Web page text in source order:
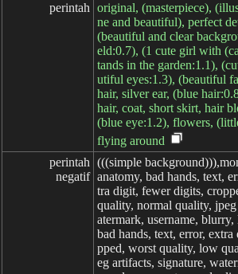
perintah original, (masterpiece),
ne and beautiful), perfect
(beautiful and clear
eld:0.7), (1 cute girl with
tands in the garden:1.1),
utiful eyes:1.3), (beautiful
hair, silver ear, (blue
hair, coat, short skirt, hair
(blue eye:1.2), flowers,
flying around
perintah
negatif
(((simple
anatomy, bad hands, text,
tra digit, fewer digits,
quality, normal quality,
atermark, username,
bad hands, text, error,
pped, worst quality, low
eg artifacts, signature,